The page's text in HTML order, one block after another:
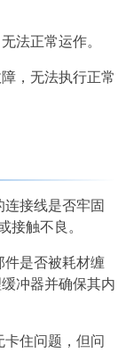
法正常运作。
，无法执行正常
接线是否牢固
接触不良。
件是否被耗材缠
冲器并确保其内
住问题，但问